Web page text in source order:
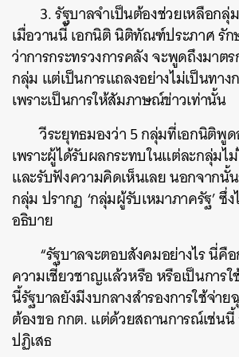
3. รัฐบาลจำเป็นต้องช่วยเหลือกลุ่
เมื่อวานนี้ เอกนิติ นิติทัณฑ์ประภาศ รัก
ว่าการกระทรวงการคลัง จะพูดถึงมาต
กลุ่ม แต่เป็นการแถลงอย่างไม่เป็นทาง
เพราะเป็นการให้สัมภาษณ์ข่าวเท่านั้น
วีระยุทธมองว่า 5 กลุ่มที่เอกนิติ
เพราะผู้ได้รับผลกระทบในแต่ละกลุ่มไ
และรับฟังความคิดเห็นเลย นอกจาก
กลุ่ม ปรากฏ ‘กลุ่มผู้รับเหมาภาครัฐ’ ซึ่
อธิบาย
“รัฐบาลจะตอบสังคมอย่างไร นี่คื
ความเชี่ยวชาญแล้วหรือ หรือเป็นการ
นี้รัฐบาลยังมีงบกลางสำรองการใช้จ่า
ต้องขอ กกต. แต่ด้วยสถานการณ์เช่น
ปฏิเสธ